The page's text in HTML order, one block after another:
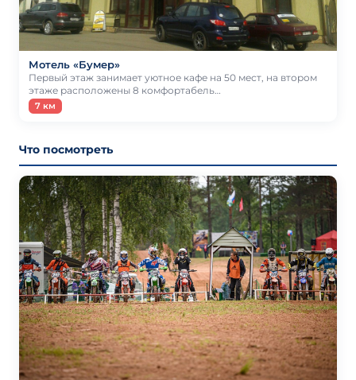
Мотель «Бумер»
Первый этаж занимает уютное кафе на 50 мест, на втором
этаже расположены 8 комфортабель…
7 км
Что посмотреть